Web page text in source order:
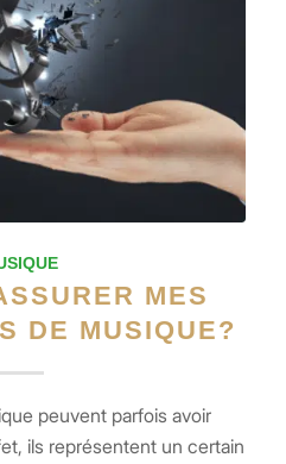
MES
DE MUSIQUE?
peuvent parfois avoir
ils représentent un certain